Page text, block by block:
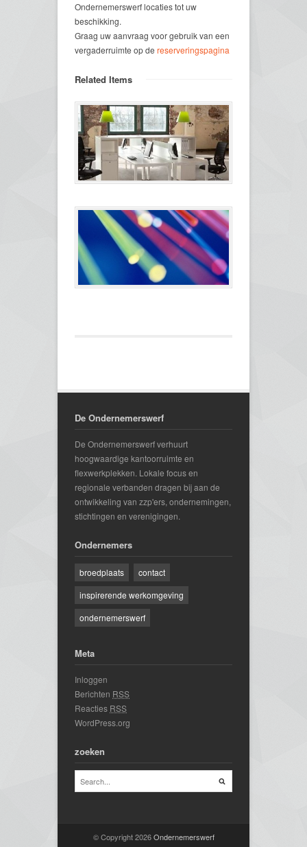
Ondernemerswerf locaties tot uw
beschikking.
Graag uw aanvraag voor gebruik van een
vergaderruimte op de reserveringspagina
Related Items
De Ondernemerswerf
De Ondernemerswerf verhuurt
hoogwaardige kantoorruimte en
flexwerkplekken. Lokale focus en
regionale verbanden dragen bij aan de
ontwikkeling van zzp'ers, ondernemingen,
stichtingen en verenigingen.
Ondernemers
broedplaats
contact
inspirerende werkomgeving
ondernemerswerf
Meta
Inloggen
Berichten RSS
Reacties RSS
WordPress.org
zoeken
© Copyright 2026Ondernemerswerf